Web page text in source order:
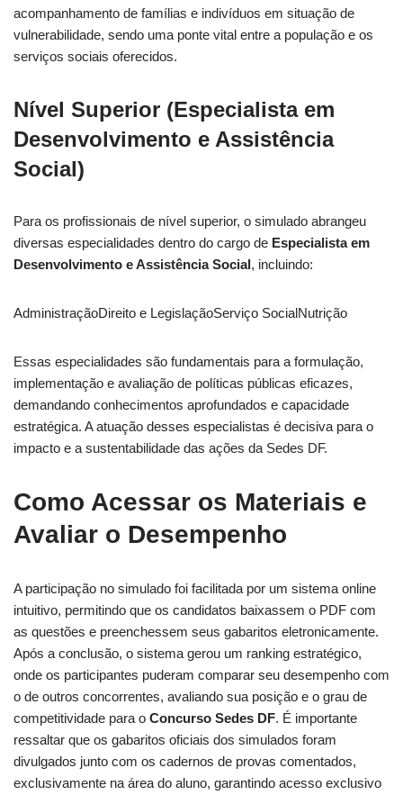
acompanhamento de famílias e indivíduos em situação de
vulnerabilidade, sendo uma ponte vital entre a população e os
serviços sociais oferecidos.
Nível Superior (Especialista em
Desenvolvimento e Assistência
Social)
Para os profissionais de nível superior, o simulado abrangeu
diversas especialidades dentro do cargo de Especialista em
Desenvolvimento e Assistência Social, incluindo:
AdministraçãoDireito e LegislaçãoServiço SocialNutrição
Essas especialidades são fundamentais para a formulação,
implementação e avaliação de políticas públicas eficazes,
demandando conhecimentos aprofundados e capacidade
estratégica. A atuação desses especialistas é decisiva para o
impacto e a sustentabilidade das ações da Sedes DF.
Como Acessar os Materiais e
Avaliar o Desempenho
A participação no simulado foi facilitada por um sistema online
intuitivo, permitindo que os candidatos baixassem o PDF com
as questões e preenchessem seus gabaritos eletronicamente.
Após a conclusão, o sistema gerou um ranking estratégico,
onde os participantes puderam comparar seu desempenho com
o de outros concorrentes, avaliando sua posição e o grau de
competitividade para o Concurso Sedes DF. É importante
ressaltar que os gabaritos oficiais dos simulados foram
divulgados junto com os cadernos de provas comentados,
exclusivamente na área do aluno, garantindo acesso exclusivo